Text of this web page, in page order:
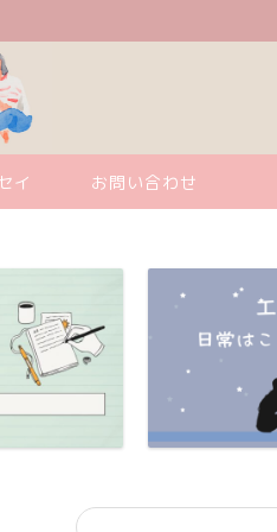
イ お問い合わせ